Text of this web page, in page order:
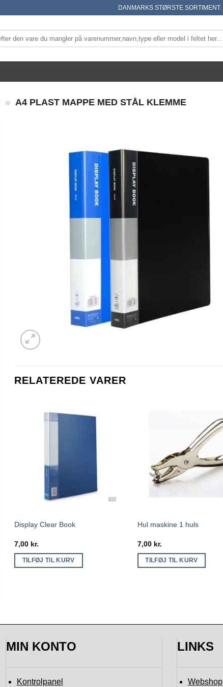
DANMARKS STØRSTE SORTIMENT.
» A4 PLAST MAPPE MED STÅL KLEMME
RELATEREDE VARER
Display Clear Book
7,00 kr.
TILFØJ TIL KURV
Hul maskine 1 huls
7,00 kr.
TILFØJ TIL KURV
MIN KONTO
Kontrolpanel
LINKS
Webshop